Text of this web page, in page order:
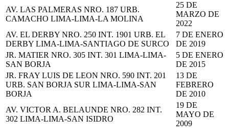
AV. LAS PALMERAS NRO. 187 URB.
CAMACHO LIMA-LIMA-LA MOLINA
25 DE
MARZO DE
2022
AV. EL DERBY NRO. 250 INT. 1901 URB. EL
DERBY LIMA-LIMA-SANTIAGO DE SURCO
7 DE ENERO
DE 2019
JR. MATIER NRO. 305 INT. 301 LIMA-LIMA-
SAN BORJA
5 DE ENERO
DE 2015
JR. FRAY LUIS DE LEON NRO. 590 INT. 201
URB. SAN BORJA SUR LIMA-LIMA-SAN
BORJA
13 DE
FEBRERO
DE 2010
AV. VICTOR A. BELAUNDE NRO. 282 INT.
302 LIMA-LIMA-SAN ISIDRO
19 DE
MAYO DE
2009